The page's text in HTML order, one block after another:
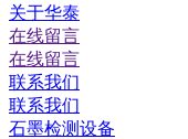
关于华泰
在线留言
在线留言
联系我们
联系我们
石墨检测设备